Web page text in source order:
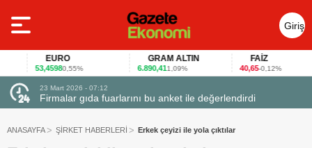
Giriş
Yap
EURO
53,45980,55%
GRAM ALTIN
6.890,411,09% 40,65-0,12%
23 Mart 2026 - 07:12
Firmalar gıda fuarlarını bu anket ile değerlendirdi
ANASAYFA ŞİRKET HABERLERİ Erkek çeyizi ile yola çıktılar